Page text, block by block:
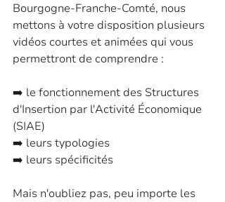
Bourgogne-Franche-Comté, nous
mettons à votre disposition plusieurs
vidéos courtes et animées qui vous
permettront de comprendre :
➡️ le fonctionnement des Structures
d'Insertion par l'Activité Économique
(SIAE)
➡️ leurs typologies
➡️ leurs spécificités
Mais n'oubliez pas, peu importe les